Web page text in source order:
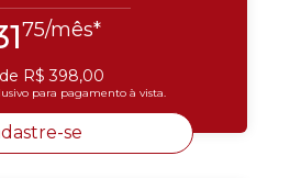
75/mês*
R$ 398,00
para pagamento à vista.
se